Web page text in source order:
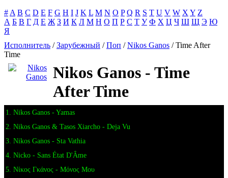
# A B C D E F G H I J K L M N O P Q R S T U V W X Y Z
А Б В Г Д Е Ж З И К Л М Н О П Р С Т У Ф Х Ц Ч Ш Щ Э Ю
Я
Исполнитель /Зарубежный /Поп /Nikos Ganos / Time After
Time
Nikos Ganos - Time
After Time
1. Nikos Ganos - Yamas
2. Nikos Ganos & Tasos Xiarcho - Deja Vu
3. Nikos Ganos - Sta Vathia
4. Nicko - Sans État D'Âme
5. Νίκος Γκάνος - Μόνος Μου